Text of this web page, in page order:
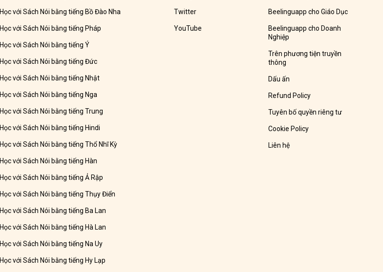
Học với Sách Nói bằng tiếng Bồ Đào Nha
Học với Sách Nói bằng tiếng Pháp
Học với Sách Nói bằng tiếng Ý
Học với Sách Nói bằng tiếng Đức
Học với Sách Nói bằng tiếng Nhật
Học với Sách Nói bằng tiếng Nga
Học với Sách Nói bằng tiếng Trung
Học với Sách Nói bằng tiếng Hindi
Học với Sách Nói bằng tiếng Thổ Nhĩ Kỳ
Học với Sách Nói bằng tiếng Hàn
Học với Sách Nói bằng tiếng Ả Rập
Học với Sách Nói bằng tiếng Thụy Điển
Học với Sách Nói bằng tiếng Ba Lan
Học với Sách Nói bằng tiếng Hà Lan
Học với Sách Nói bằng tiếng Na Uy
Học với Sách Nói bằng tiếng Hy Lạp
Twitter
YouTube
Beelinguapp cho Giáo Dục
Beelinguapp cho Doanh
Nghiệp
Trên phương tiện truyền
thông
Dấu ấn
Refund Policy
Tuyên bố quyền riêng tư
Cookie Policy
Liên hệ